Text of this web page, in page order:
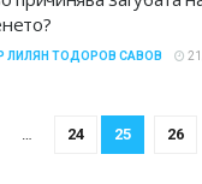
ЛИЛЯН ТОДОРОВ САВОВ
24 25 26